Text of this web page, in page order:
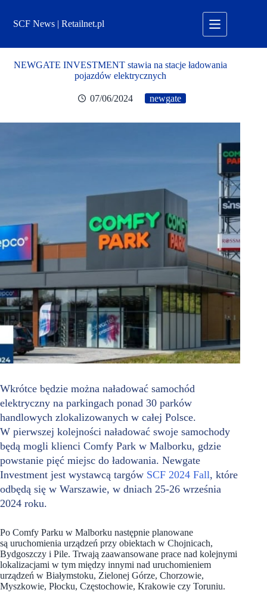
treściSCF News | Retailnet.pl
NEWGATE INVESTMENT stawia na stacje ładowania
pojazdów elektrycznych
07/06/2024 newgate
Wkrótce będzie można naładować samochód
elektryczny na parkingach ponad 30 parków
handlowych zlokalizowanych w całej Polsce.
W pierwszej kolejności naładować swoje samochody
będą mogli klienci Comfy Park w Malborku, gdzie
powstanie pięć miejsc do ładowania. Newgate
Investment jest wystawcą targów SCF 2024 Fall, które
odbędą się w Warszawie, w dniach 25-26 września
2024 roku.
Po Comfy Parku w Malborku następnie planowane
są uruchomienia urządzeń przy obiektach w Chojnicach,
Bydgoszczy i Pile. Trwają zaawansowane prace nad kolejnymi
lokalizacjami w tym między innymi nad uruchomieniem
urządzeń w Białymstoku, Zielonej Górze, Chorzowie,
Myszkowie, Płocku, Częstochowie, Krakowie czy Toruniu.